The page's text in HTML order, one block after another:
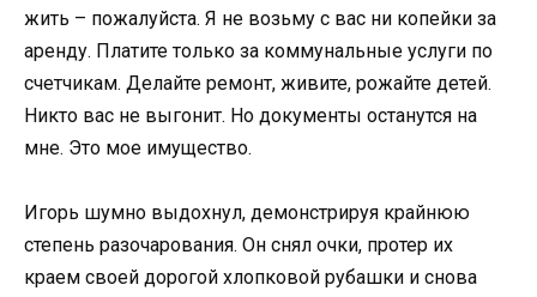
жить – пожалуйста. Я не возьму с вас ни копейки за
аренду. Платите только за коммунальные услуги по
счетчикам. Делайте ремонт, живите, рожайте детей.
Никто вас не выгонит. Но документы останутся на
мне. Это мое имущество.
Игорь шумно выдохнул, демонстрируя крайнюю
степень разочарования. Он снял очки, протер их
краем своей дорогой хлопковой рубашки и снова